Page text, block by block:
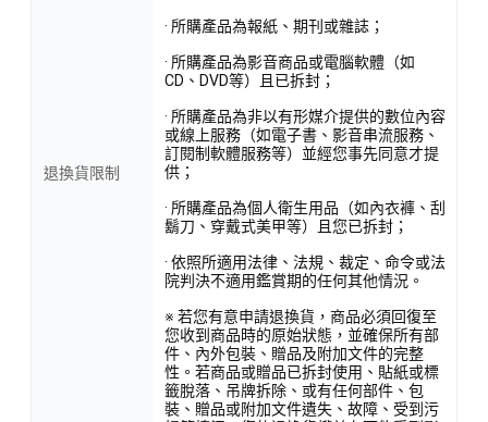
退換貨限制
· 所購產品為報紙、期刊或雜誌；
· 所購產品為影音商品或電腦軟體（如
CD、DVD等）且已拆封；
· 所購產品為非以有形媒介提供的數位內容
或線上服務（如電子書、影音串流服務、
訂閱制軟體服務等）並經您事先同意才提
供；
· 所購產品為個人衛生用品（如內衣褲、刮
鬍刀、穿戴式美甲等）且您已拆封；
· 依照所適用法律、法規、裁定、命令或法
院判決不適用鑑賞期的任何其他情況。
※ 若您有意申請退換貨，商品必須回復至
您收到商品時的原始狀態，並確保所有部
件、內外包裝、贈品及附加文件的完整
性。若商品或贈品已拆封使用、貼紙或標
籤脫落、吊牌拆除、或有任何部件、包
裝、贈品或附加文件遺失、故障、受到污